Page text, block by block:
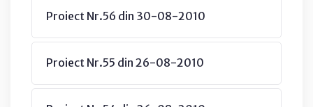
Proiect Nr.56 din 30-08-2010
Proiect Nr.55 din 26-08-2010